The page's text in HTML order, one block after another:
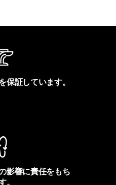
保証しています。
影響に責任をもち
。